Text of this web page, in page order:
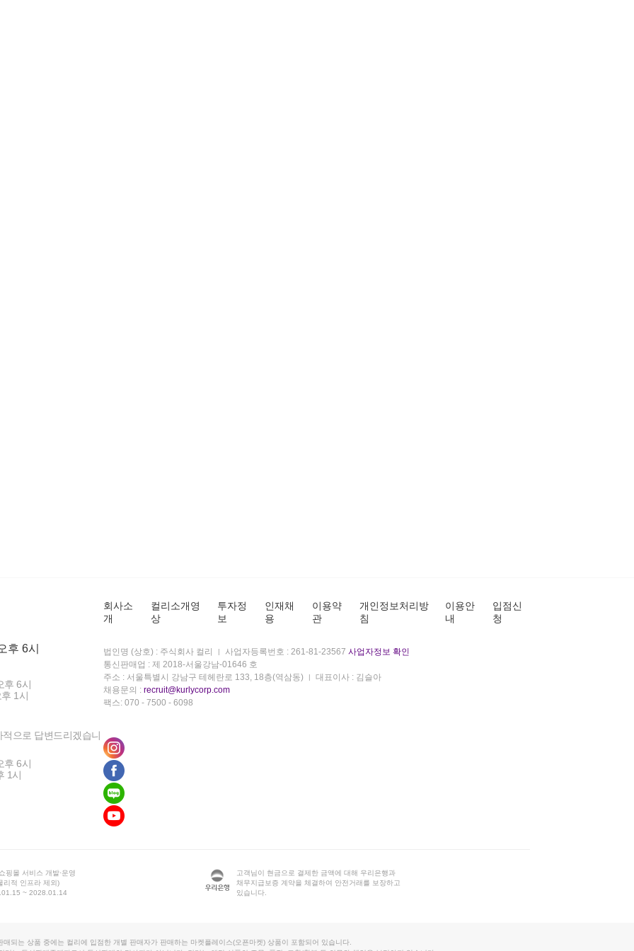
후 6시
후 6시
1시
으로 답변드리겠습니
후 6시
1시
회사소
개
컬리소개영
상
투자정
보
인재채
용
이용약
관
개인정보처리방
침
이용안
내
입점신
청
법인명 (상호) : 주식회사 컬리 사업자등록번호 : 261-81-23567 사업자정보 확인
통신판매업 : 제 2018-서울강남-01646 호
주소 : 서울특별시 강남구 테헤란로 133, 18층(역삼동)
대표이사 : 김슬아
채용문의 : recruit@kurlycorp.com
팩스: 070 - 7500 - 6098
핑몰 서비스 개발·운영
리적 인프라 제외)
~ 2028.01.14
고객님이 현금으로 결제한 금액에 대해 우리은행과
채무지급보증 계약을 체결하여 안전거래를 보장하고
있습니다.
매되는 상품 중에는 컬리에 입점한 개별 판매자가 판매하는 마켓플레이스(오픈마켓) 상품이 포함되어 있습니다.